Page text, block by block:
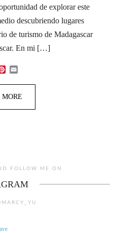
de explorar este
descubriendo lugares
de turismo de Madagascar
En mi […]
FOLLOW ME ON